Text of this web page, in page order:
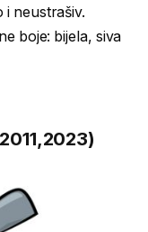
i neustrašiv.
boje: bijela, siva